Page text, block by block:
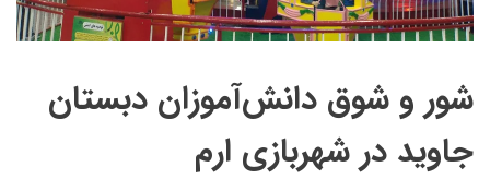
شور و شوق دانش‌آموزان دبستان
جاوید در شهربازی ارم